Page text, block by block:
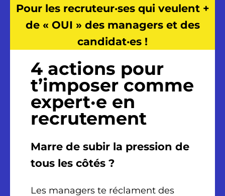
Pour les recruteur·ses qui veulent +
de « OUI » des managers et des
candidat·es !
4 actions pour
t’imposer comme
expert·e en
recrutement
Marre de subir la pression de
tous les côtés ?
Les managers te réclament des